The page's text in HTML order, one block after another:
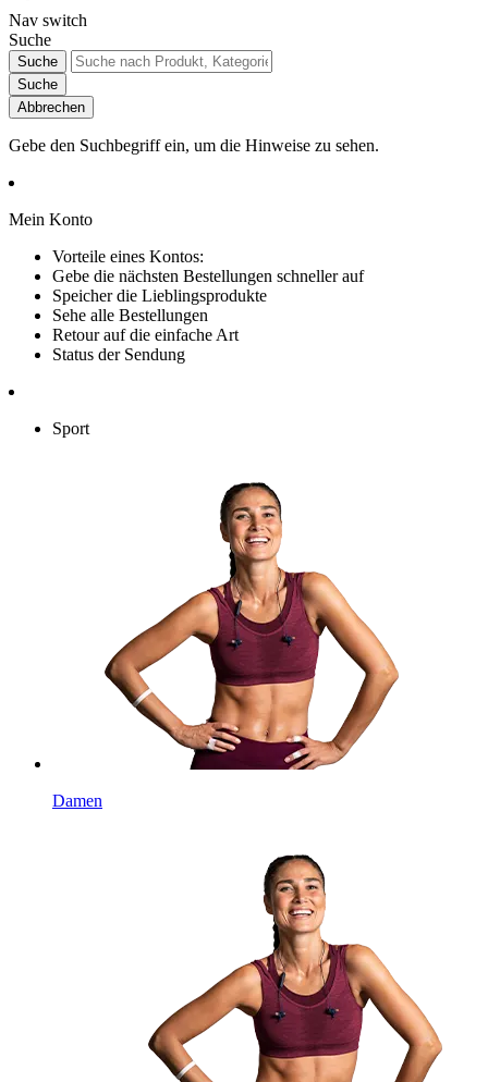
Nav switch
Suche
Suche
Suche
Abbrechen
Gebe den Suchbegriff ein, um die Hinweise zu sehen.
Mein Konto
Vorteile eines Kontos:
Gebe die nächsten Bestellungen schneller auf
Speicher die Lieblingsprodukte
Sehe alle Bestellungen
Retour auf die einfache Art
Status der Sendung
Sport
Damen